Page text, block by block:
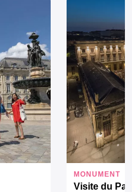
MONUMENT
Visite du